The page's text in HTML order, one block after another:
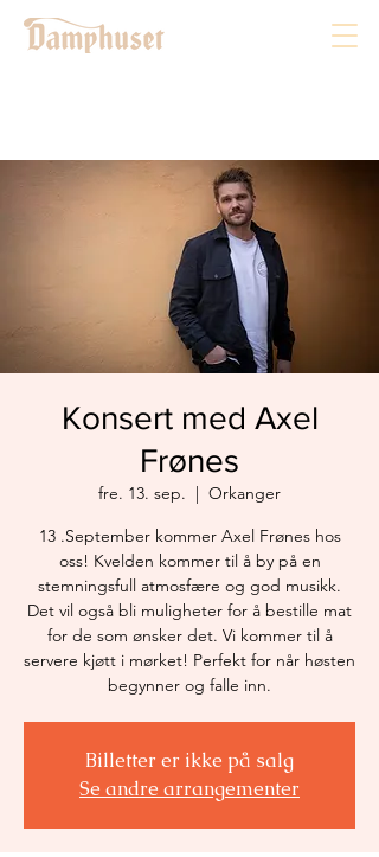
Konsert med Axel
Frønes
fre. 13. sep.
  |
Orkanger
13 .September kommer Axel Frønes hos
oss! Kvelden kommer til å by på en
stemningsfull atmosfære og god musikk.
Det vil også bli muligheter for å bestille mat
for de som ønsker det. Vi kommer til å
servere kjøtt i mørket! Perfekt for når høsten
begynner og falle inn.
Billetter er ikke på salg
Se andre arrangementer